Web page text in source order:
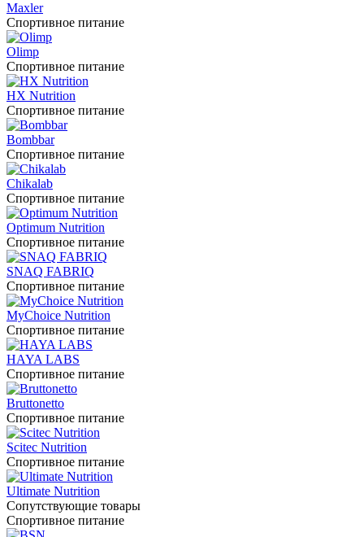
Maxler
Спортивное питание
Olimp
Спортивное питание
HX Nutrition
Спортивное питание
Bombbar
Спортивное питание
Chikalab
Спортивное питание
Optimum Nutrition
Спортивное питание
SNAQ FABRIQ
Спортивное питание
MyChoice Nutrition
Спортивное питание
HAYA LABS
Спортивное питание
Bruttonetto
Спортивное питание
Scitec Nutrition
Спортивное питание
Ultimate Nutrition
Сопутствующие товары
Спортивное питание